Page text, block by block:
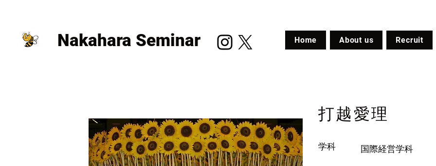
Nakahara Seminar Home About us Recruit
打越愛理
国際経営学科
​学科